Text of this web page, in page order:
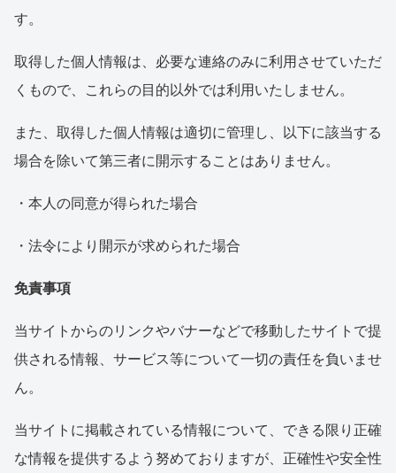
す。
取得した個人情報は、必要な連絡のみに利用させていただ
くもので、これらの目的以外では利用いたしません。
また、取得した個人情報は適切に管理し、以下に該当する
場合を除いて第三者に開示することはありません。
・本人の同意が得られた場合
・法令により開示が求められた場合
免責事項
当サイトからのリンクやバナーなどで移動したサイトで提
供される情報、サービス等について一切の責任を負いませ
ん。
当サイトに掲載されている情報について、できる限り正確
な情報を提供するよう努めておりますが、正確性や安全性